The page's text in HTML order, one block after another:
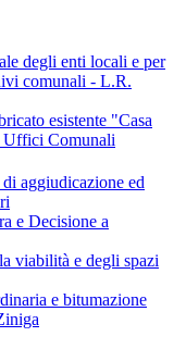
degli enti locali e per
comunali - L.R.
esistente "Casa
Uffici Comunali
aggiudicazione ed
e Decisione a
viabilità e degli spazi
e bitumazione